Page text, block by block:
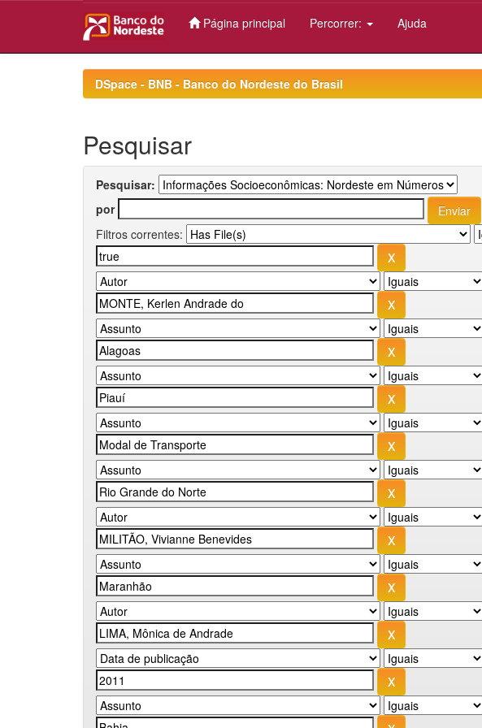
Página principal Percorrer: Ajuda
DSpace - BNB - Banco do Nordeste do Brasil
Pesquisar
Pesquisar:
por
Filtros correntes: